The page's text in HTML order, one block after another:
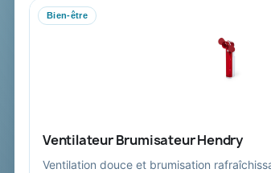
Bien-être
Ventilateur Brumisateur Hendry
Ventilation douce et brumisation
Mandat administratif & Chorus Pro